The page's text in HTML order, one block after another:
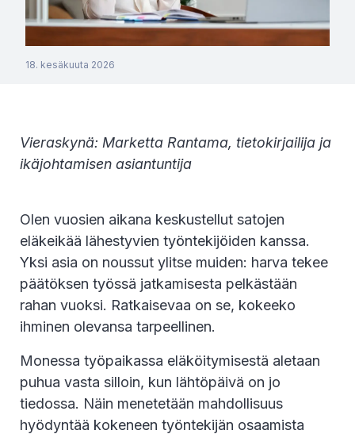
18. kesäkuuta 2026
Vieraskynä: Marketta Rantama, tietokirjailija ja
ikäjohtamisen asiantuntija
Olen vuosien aikana keskustellut satojen
eläkeikää lähestyvien työntekijöiden kanssa.
Yksi asia on noussut ylitse muiden: harva tekee
päätöksen työssä jatkamisesta pelkästään
rahan vuoksi. Ratkaisevaa on se, kokeeko
ihminen olevansa tarpeellinen.
Monessa työpaikassa eläköitymisestä aletaan
puhua vasta silloin, kun lähtöpäivä on jo
tiedossa. Näin menetetään mahdollisuus
hyödyntää kokeneen työntekijän osaamista